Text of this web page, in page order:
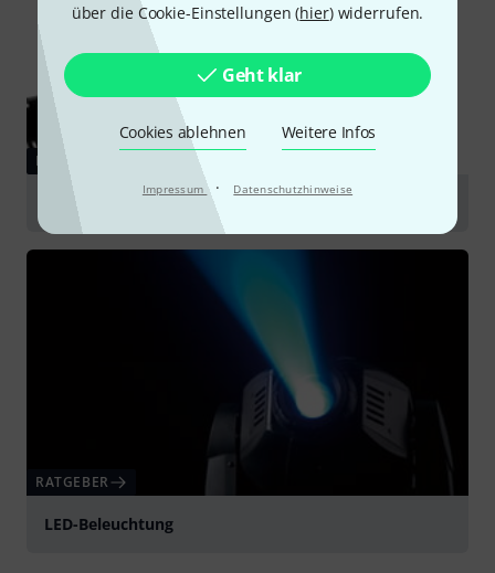
über die Cookie-Einstellungen (hier) widerrufen.
Geht klar
Cookies ablehnen Weitere Infos
Impressum · Datenschutzhinweise
RATGEBER
Par Scheinwerfer
RATGEBER
LED-Beleuchtung